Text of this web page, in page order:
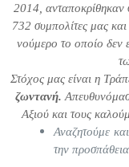
2014, ανταποκρίθηκαν
732 συμπολίτες μας
νούμερο το οποίο δεν
Στόχος μας είναι η
ζωντανή.
Αξιού και τους
Αναζητούμε
την